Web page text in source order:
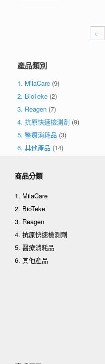
←
產品類別
1. MilaCare (9)
2. BioTeke (2)
3. Reagen (7)
4. 抗原快速檢測劑 (9)
5. 醫療消耗品 (3)
6. 其他產品 (14)
商品分類
1. MilaCare
2. BioTeke
3. Reagen
4. 抗原快速檢測劑
5. 醫療消耗品
6. 其他產品